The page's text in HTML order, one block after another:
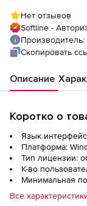
100Нет отзывов
Softline -
Производитель:
Скопировать
Описание
Коротко о
Язык
Платформа:
Тип лицензии:
К-во
Минимальная
Все